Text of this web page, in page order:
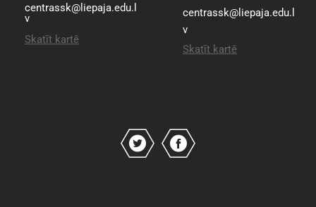
centrassk@liepaja.edu.l
v
Skatīt kartē
centrassk@liepaja.edu.l
v
Skatīt kartē